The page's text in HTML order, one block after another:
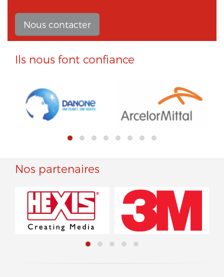
Nous contacter
Ils nous font confiance
Nos partenaires